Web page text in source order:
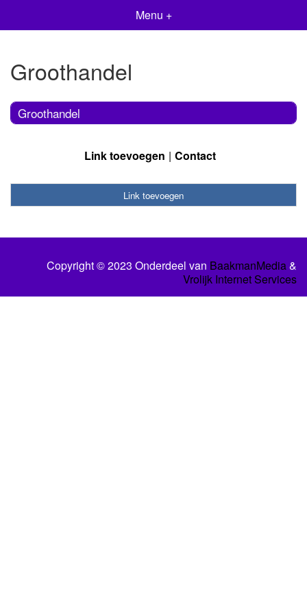
Menu +
Groothandel
Groothandel
Link toevoegen Contact
Link toevoegen
Copyright © 2023 Onderdeel van BaakmanMedia&
Vrolijk Internet Services